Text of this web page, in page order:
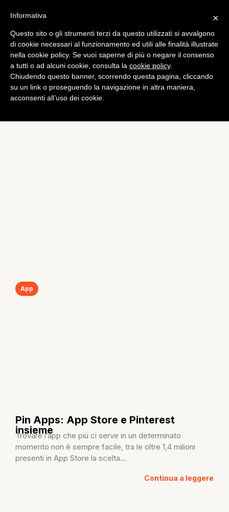
App
Pin Apps: App Store e Pinterest
insieme
Trovare l’app che più ci serve in un determinato
momento non è sempre facile, tra le oltre 1,4 milioni
presenti in App Store la scelta...
Continua a leggere
×
Informativa
Questo sito o gli strumenti terzi da questo utilizzati si avvalgono
di cookie necessari al funzionamento ed utili alle finalità illustrate
nella cookie policy. Se vuoi saperne di più o negare il consenso
a tutti o ad alcuni cookie, consulta la cookie policy.
Chiudendo questo banner, scorrendo questa pagina, cliccando
su un link o proseguendo la navigazione in altra maniera,
acconsenti all’uso dei cookie.